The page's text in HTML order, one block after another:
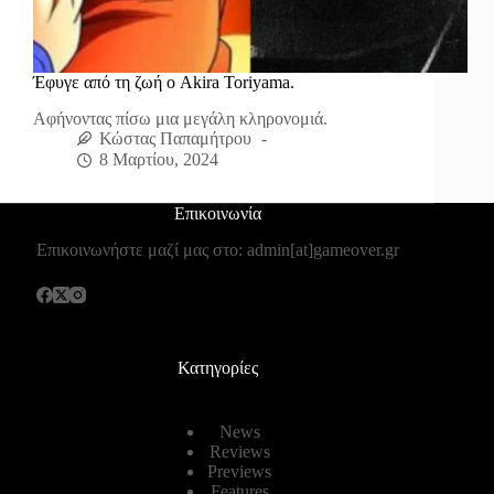
Έφυγε από τη ζωή ο Akira Toriyama.
Αφήνοντας πίσω μια μεγάλη κληρονομιά.
Κώστας Παπαμήτρου
8 Μαρτίου, 2024
Επικοινωνία
Επικοινωνήστε μαζί μας στο: admin[at]gameover.gr
Κατηγορίες
News
Reviews
Previews